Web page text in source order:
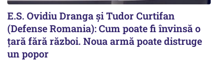
E.S. Ovidiu Dranga și Tudor Curtifan
(Defense Romania): Cum poate fi învinsă o
țară fără război. Noua armă poate distruge
un popor